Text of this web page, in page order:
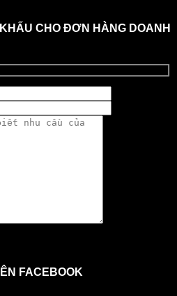
CHO ĐƠN HÀNG DOANH
FACEBOOK